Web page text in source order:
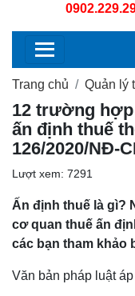
Trang chủ Quản lý
12 trường
ấn định thuế
126/2020/NĐ-
Lượt xem: 7291
Ấn định thuế là gì?
cơ quan thuế ấn
các bạn tham khảo
Văn bản pháp luật